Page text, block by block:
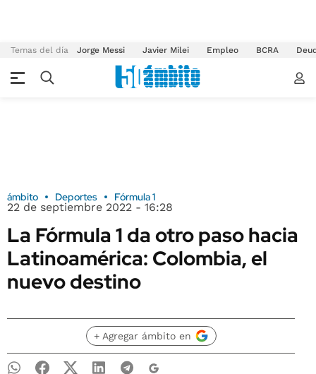
Temas del día Jorge Messi Javier Milei Empleo BCRA
ámbito Deportes Fórmula 1
22 de septiembre 2022 - 16:28
La Fórmula 1 da otro paso hacia
Latinoamérica: Colombia, el
nuevo destino
+ Agregar ámbito en